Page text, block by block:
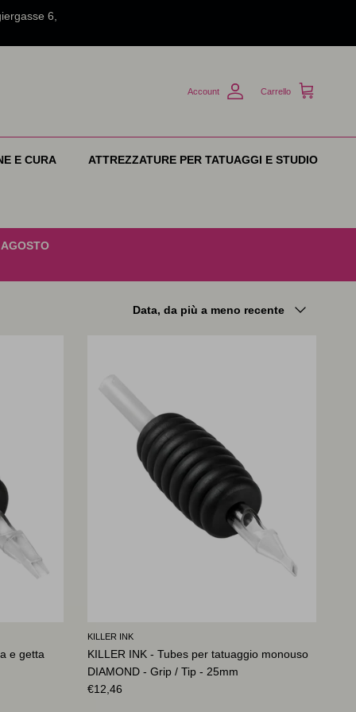
6,
Account Carrello
E CURA ATTREZZATURE PER TATUAGGI E STUDIO
Data, da più a meno recente
e getta
KILLER INK
KILLER INK - Tubes per tatuaggio monouso
DIAMOND - Grip / Tip - 25mm
Prezzo normale
€12,46